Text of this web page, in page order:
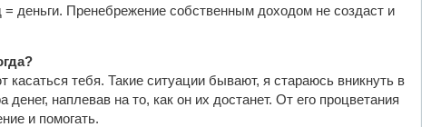
деньги. Пренебрежение собственным доходом не создаст и
тебя. Такие ситуации бывают, я стараюсь вникнуть в
наплевав на то, как он их достанет. От его процветания
и помогать.